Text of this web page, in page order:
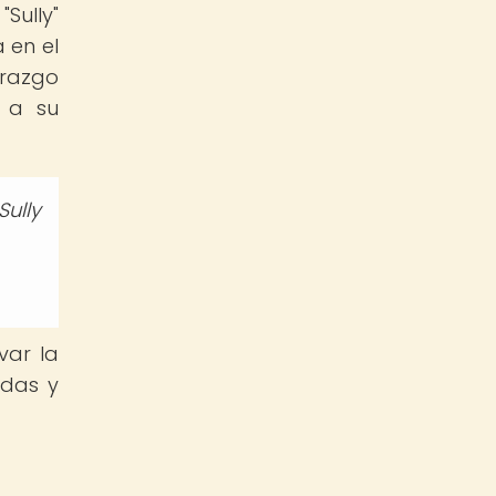
en el
a su
la
y